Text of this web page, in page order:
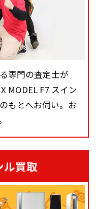
専門の査定士が
MODEL F7 スイン
もとへお伺い。お
ル買取